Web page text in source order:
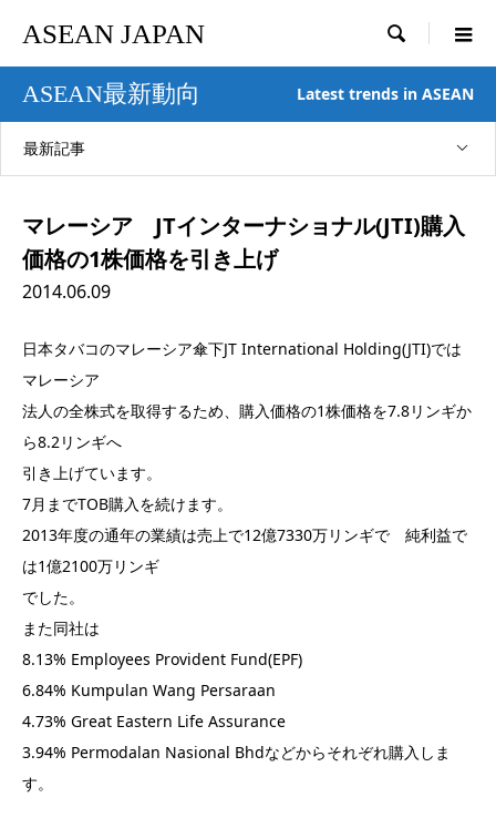
ASEAN JAPAN 
ASEAN最新動向 Latest trends in ASEAN
最新記事
マレーシア JTインターナショナル(JTI)購入
価格の1株価格を引き上げ
2014.06.09
日本タバコのマレーシア傘下JT International Holding(JTI)では
マレーシア
法人の全株式を取得するため、購入価格の1株価格を7.8リンギか
ら8.2リンギへ
引き上げています。
7月までTOB購入を続けます。
2013年度の通年の業績は売上で12億7330万リンギで 純利益で
は1億2100万リンギ
でした。
また同社は
8.13% Employees Provident Fund(EPF)
6.84% Kumpulan Wang Persaraan
4.73% Great Eastern Life Assurance
3.94% Permodalan Nasional Bhdなどからそれぞれ購入しま
す。